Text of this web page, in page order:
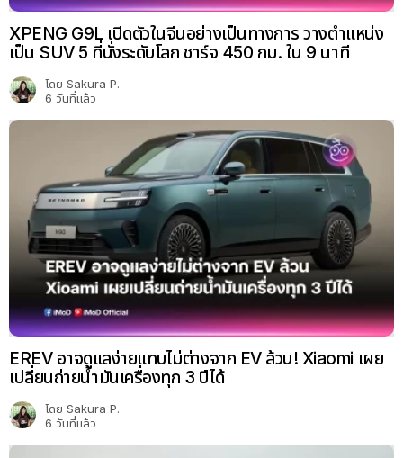
XPENG G9L เปิดตัวในจีนอย่างเป็นทางการ วางตำแหน่ง
เป็น SUV 5 ที่นั่งระดับโลก ชาร์จ 450 กม. ใน 9 นาที
โดย Sakura P.
6 วันที่แล้ว
EREV อาจดูแลง่ายแทบไม่ต่างจาก EV ล้วน! Xiaomi เผย
เปลี่ยนถ่ายน้ำมันเครื่องทุก 3 ปีได้
โดย Sakura P.
6 วันที่แล้ว